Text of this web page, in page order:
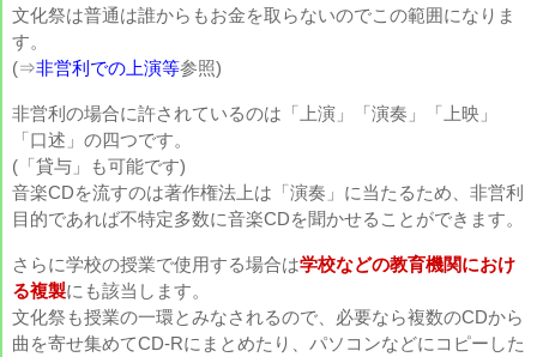
文化祭は普通は誰からもお金を取らないのでこの範囲になりま
す。
(⇒非営利での上演等参照)
非営利の場合に許されているのは「上演」「演奏」「上映」
「口述」の四つです。
(「貸与」も可能です)
音楽CDを流すのは著作権法上は「演奏」に当たるため、非営利
目的であれば不特定多数に音楽CDを聞かせることができます。
さらに学校の授業で使用する場合は学校などの教育機関におけ
る複製にも該当します。
文化祭も授業の一環とみなされるので、必要なら複数のCDから
曲を寄せ集めてCD-Rにまとめたり、パソコンなどにコピーした